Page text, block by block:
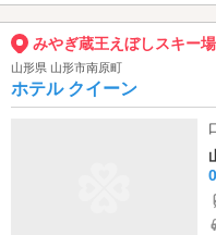
みやぎ蔵王えぼしスキー
山形県 山形市南原町
ホテル クイーン